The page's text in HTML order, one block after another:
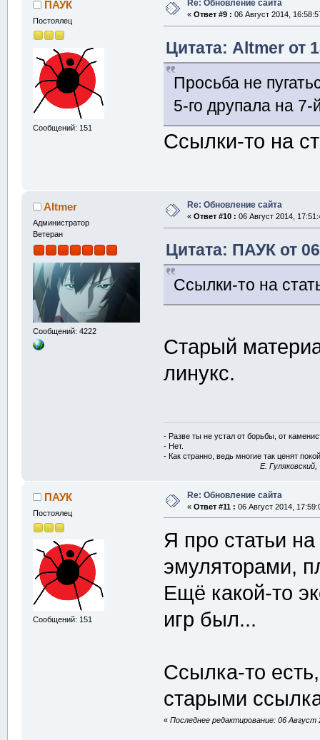
ПАУК
Постоялец
Сообщений: 151
Re: Обновление сайта
« Ответ #9 : 06 Август 2014,
Цитата: Altmer от
Просьба не
5-го друпала на
Ссылки-то на
Altmer
Администратор
Ветеран
Сообщений: 4222
Re: Обновление сайта
« Ответ #10 : 06 Август 2014,
Цитата: ПАУК от
Ссылки-то на
Старый
линукс.
- Разве ты не устал от борьбы, от
- Нет.
- Как странно, ведь многие так ценят
E.
ПАУК
Постоялец
Сообщений: 151
Re: Обновление сайта
« Ответ #11 : 06 Август 2014,
Я про статьи
эмуляторами,
Ещё какой-то
игр был...
Ссылка-то
старыми
«Последнее редактирование: 06